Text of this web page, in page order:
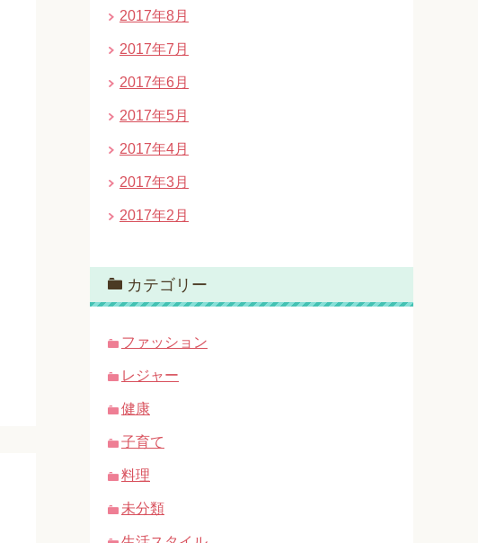
2017年8月
2017年7月
2017年6月
2017年5月
2017年4月
2017年3月
2017年2月
カテゴリー
ファッション
レジャー
健康
子育て
料理
未分類